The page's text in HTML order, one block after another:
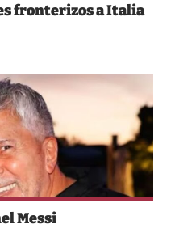
fronterizos a Italia
Messi